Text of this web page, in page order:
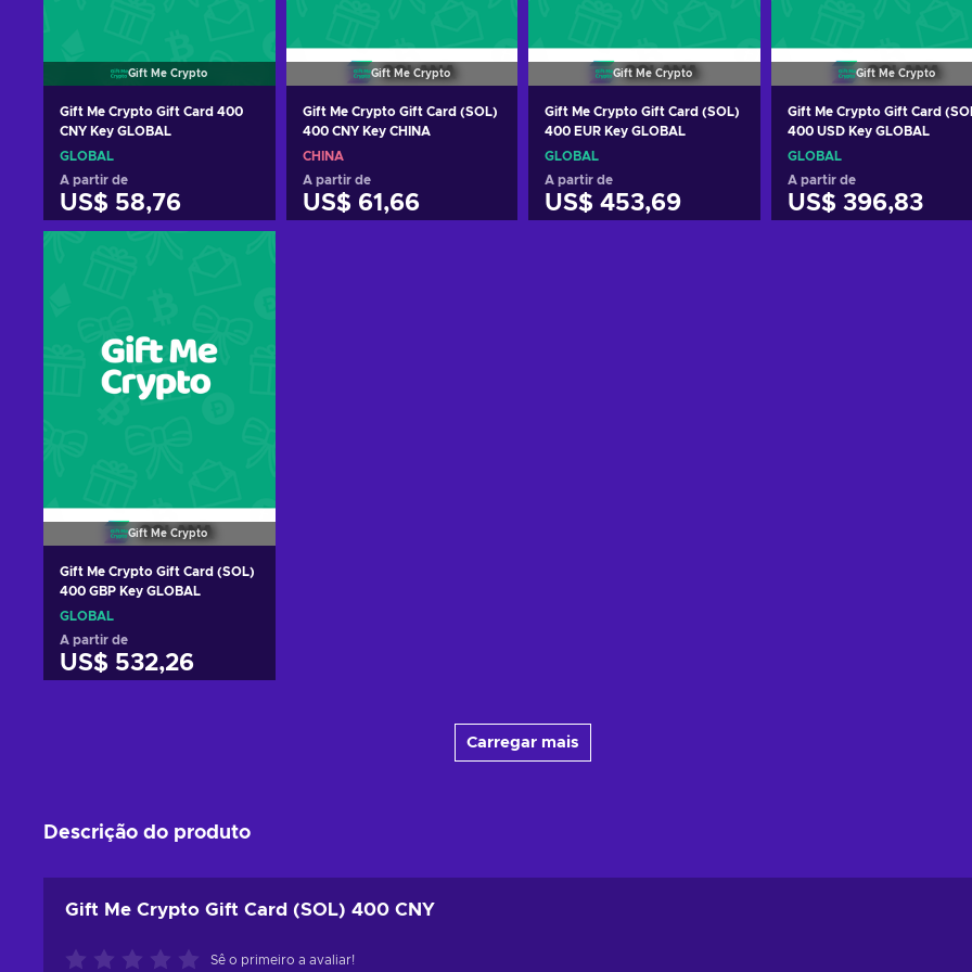
Gift Me Crypto
Gift Me Crypto Gift Card 400
CNY Key GLOBAL
GLOBAL
A partir de
US$ 58,76
Gift Me Crypto
Gift Me Crypto Gift Card (SOL)
400 CNY Key CHINA
CHINA
A partir de
US$ 61,66
Gift Me Crypto
Gift Me Crypto Gift Card (SOL)
400 EUR Key GLOBAL
GLOBAL
A partir de
US$ 453,69
Gift Me Crypto
Gift Me Crypto Gift Card
400 USD Key GLOBAL
GLOBAL
A partir de
US$ 396,83
Gift Me Crypto
Gift Me Crypto Gift Card (SOL)
400 GBP Key GLOBAL
GLOBAL
A partir de
US$ 532,26
Carregar mais
Descrição do produto
Gift Me Crypto Gift Card (SOL) 400 CNY
Sê o primeiro a avaliar!